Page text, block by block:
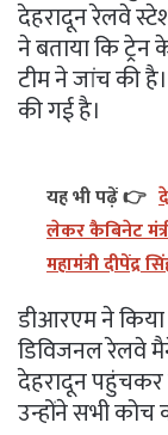
देहरादून रेलवे
ने बताया कि
टीम ने जांच की
की गई है।
यह भी पढ़ें 👉
लेकर कैबिनेट
महामंत्री दीपेंद्र
डीआरएम ने किया
डिविजनल रेलवे
देहरादून पहुंचकर
उन्होंने सभी कोच